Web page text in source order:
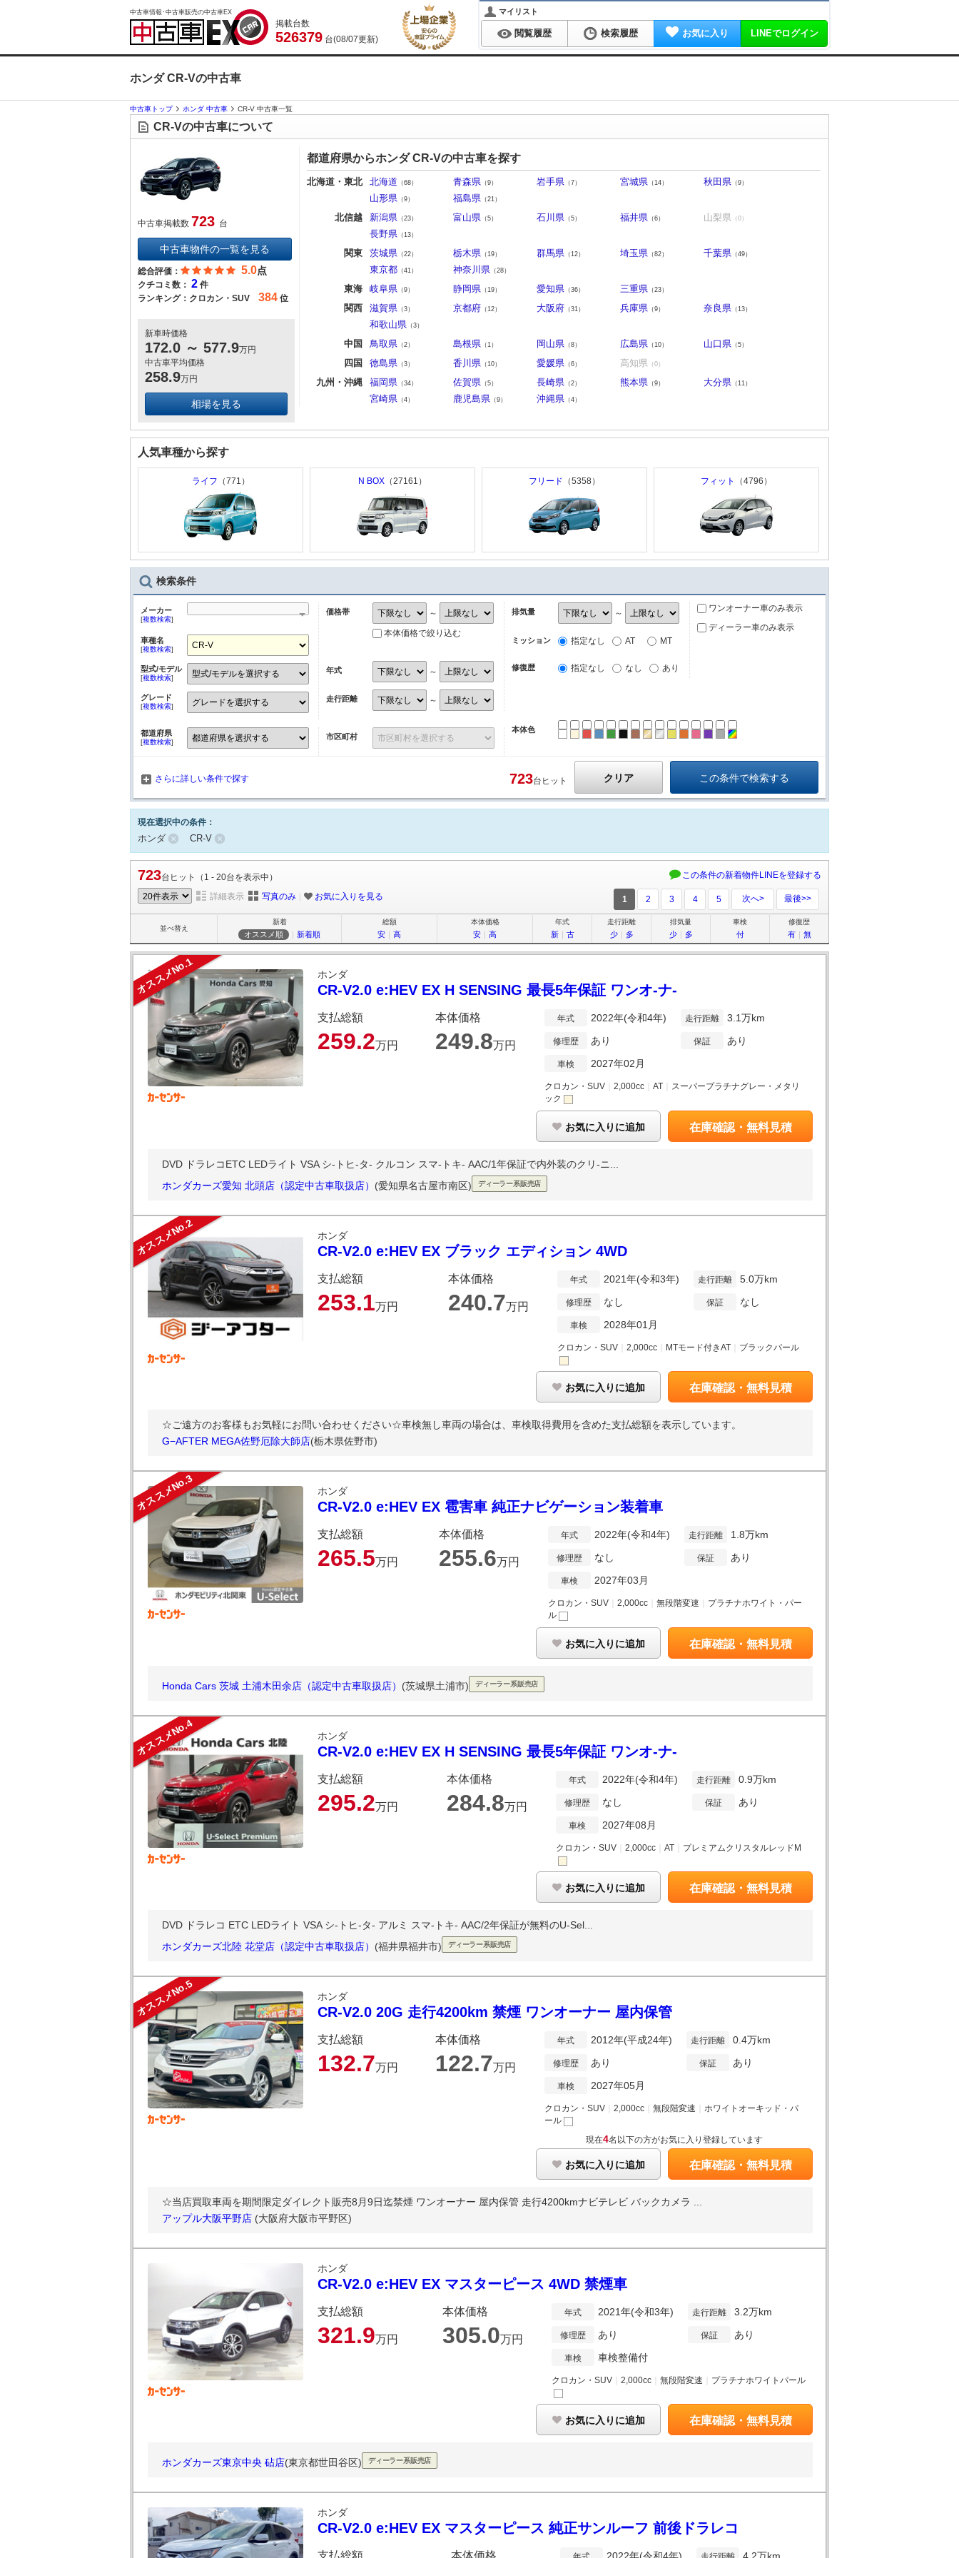
中古車情報･中古車販売の中古車EX
掲載台数
526379 台(08/07更新)
マイリスト
閲覧履歴 検索履歴 お気に入り LINEでログイン
ホンダ CR-Vの中古車
中古車トップ ホンダ 中古車 CR-V 中古車一覧
CR-Vの中古車について
中古車掲載数 723 台
中古車物件の一覧を見る
総合評価： 5.0点
クチコミ数： 2 件
ランキング： クロカン・SUV 384 位
新車時価格
172.0 ～ 577.9万円
中古車平均価格
258.9万円
相場を見る
都道府県からホンダ CR-Vの中古車を探す
北海道・東北 北海道 （68） 青森県 （9） 岩手県 （7） 宮城県 （14） 秋田県 （9）
山形県 （9） 福島県 （21）
北信越 新潟県 （23） 富山県 （5） 石川県 （5） 福井県 （6） 山梨県 （0）
長野県 （13）
関東 茨城県 （22） 栃木県 （19） 群馬県 （12） 埼玉県 （82） 千葉県 （49）
東京都 （41） 神奈川県 （28）
東海 岐阜県 （9） 静岡県 （19） 愛知県 （36） 三重県 （23）
関西 滋賀県 （3） 京都府 （12） 大阪府 （31） 兵庫県 （9） 奈良県 （13）
和歌山県 （3）
中国 鳥取県 （2） 島根県 （1） 岡山県 （8） 広島県 （10） 山口県 （5）
四国 徳島県 （3） 香川県 （10） 愛媛県 （6） 高知県 （0）
九州・沖縄 福岡県 （34） 佐賀県 （5） 長崎県 （2） 熊本県 （9） 大分県 （11）
宮崎県 （4） 鹿児島県 （9） 沖縄県 （4）
人気車種から探す
ライフ （771） N BOX （27161） フリード （5358） フィット （4796）
検索条件
メーカー
[複数検索]
車種名
[複数検索]
型式/モデル
[複数検索]
グレード
[複数検索]
価格帯 ～
本体価格で絞り込む
年式 ～
走行距離 ～
排気量 ～
ミッション 指定なし AT MT
修復歴 指定なし なし あり
ワンオーナー車のみ表示
ディーラー車のみ表示
都道府県
[複数検索]
市区町村
本体色
レッドブルーグリーン
ブラック
ブラウンゴールド パープル
グレー
さらに詳しい条件で探す クリア
723台ヒット
現在選択中の条件：
ホンダ CR-V
723台ヒット（1 - 20台を表示中） この条件の新着物件LINEを登録する
詳細表示 写真のみ ｜ お気に入りを見る 1 2 3 4 5 次へ> 最後>>
並べ替え
新着
オススメ順 ｜ 新着順
総額
安 ｜ 高
本体価格
安 ｜ 高
年式
新｜ 古
走行距離
少｜ 多
排気量
少｜ 多
車検
付
修復歴
有｜ 無
オススメNo.1 ホンダ
CR-V2.0 e:HEV EX H SENSING 最長5年保証 ワンオ-ナ-
支払総額
259.2万円
本体価格
249.8万円
年式 2022年(令和4年)
修理歴 あり
車検 2027年02月
走行距離 3.1万km
保証 あり
クロカン・SUV｜ 2,000cc｜ AT｜ スーパープラチナグレー・メタリ
ック
お気に入りに追加 在庫確認・無料見積
DVD ドラレコETC LEDライト VSA シ-トヒ-タ- クルコン スマ-トキ- AAC/1年保証で内外装のクリ-ニ...
ホンダカーズ愛知 北頭店（認定中古車取扱店） (愛知県名古屋市南区) ディーラー系販売店
オススメNo.2 ホンダ
CR-V2.0 e:HEV EX ブラック エディション 4WD
支払総額
253.1万円
本体価格
240.7万円
年式 2021年(令和3年)
修理歴 なし
車検 2028年01月
走行距離 5.0万km
保証 なし
クロカン・SUV｜ 2,000cc｜ MTモード付きAT｜ ブラックパール
お気に入りに追加 在庫確認・無料見積
☆ご遠方のお客様もお気軽にお問い合わせください☆車検無し車両の場合は、車検取得費用を含めた支払総額を表示しています。
G−AFTER MEGA佐野厄除大師店(栃木県佐野市)
オススメNo.3 ホンダ
CR-V2.0 e:HEV EX 雹害車 純正ナビゲーション装着車
支払総額
265.5万円
本体価格
255.6万円
年式 2022年(令和4年)
修理歴 なし
車検 2027年03月
走行距離 1.8万km
保証 あり
クロカン・SUV ｜2,000cc ｜無段階変速
プラチナホワイト・パー
ル
お気に入りに追加 在庫確認・無料見積
Honda Cars 茨城 土浦木田余店（認定中古車取扱店） (茨城県土浦市) ディーラー系販売店
オススメNo.4 ホンダ
CR-V2.0 e:HEV EX H SENSING 最長5年保証 ワンオ-ナ-
支払総額
295.2万円
本体価格
284.8万円
年式 2022年(令和4年)
修理歴 なし
車検 2027年08月
走行距離 0.9万km
保証 あり
クロカン・SUV｜ 2,000cc｜ AT｜ プレミアムクリスタルレッドM
お気に入りに追加 在庫確認・無料見積
DVD ドラレコ ETC LEDライト VSA シ-トヒ-タ- アルミ スマ-トキ- AAC/2年保証が無料のU-Sel...
ホンダカーズ北陸 花堂店（認定中古車取扱店） (福井県福井市) ディーラー系販売店
オススメNo.5 ホンダ
CR-V2.0 20G 走行4200km 禁煙 ワンオーナー 屋内保管
支払総額
132.7万円
本体価格
122.7万円
年式 2012年(平成24年)
修理歴 あり
車検 2027年05月
走行距離 0.4万km
保証 あり
クロカン・SUV ｜2,000cc ｜無段階変速 ｜ホワイトオーキッド・パ
ール
現在4名以下の方がお気に入り登録しています
お気に入りに追加 在庫確認・無料見積
☆当店買取車両を期間限定ダイレクト販売8月9日迄禁煙 ワンオーナー 屋内保管 走行4200kmナビテレビ バックカメラ ...
アップル大阪平野店 (大阪府大阪市平野区)
ホンダ
CR-V2.0 e:HEV EX マスターピース 4WD 禁煙車
支払総額
321.9万円
本体価格
305.0万円
年式 2021年(令和3年)
修理歴 あり
車検 車検整備付
走行距離 3.2万km
保証 あり
クロカン・SUV ｜2,000cc ｜無段階変速 プラチナホワイトパール
お気に入りに追加 在庫確認・無料見積
ホンダカーズ東京中央 砧店(東京都世田谷区) ディーラー系販売店
ホンダ
CR-V2.0 e:HEV EX マスターピース 純正サンルーフ 前後ドラレコ
支払総額 本体価格